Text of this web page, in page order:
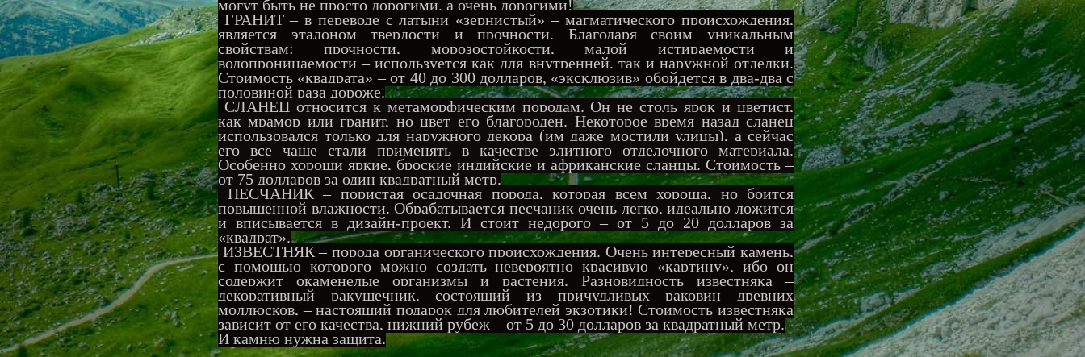
могут быть не просто дорогими, а очень дорогими!
ГРАНИТ – в переводе с латыни «зернистый» – магматического происхождения,
является эталоном твердости и прочности. Благодаря своим уникальным
свойствам: прочности, морозостойкости, малой истираемости и
водопроницаемости – используется как для внутренней, так и наружной отделки.
Стоимость «квадрата» – от 40 до 300 долларов, «эксклюзив» обойдется в два-два с
половиной раза дороже.
СЛАНЕЦ относится к метаморфическим породам. Он не столь ярок и цветист,
как мрамор или гранит, но цвет его благороден. Некоторое время назад сланец
использовался только для наружного декора (им даже мостили улицы), а сейчас
его все чаще стали применять в качестве элитного отделочного материала.
Особенно хороши яркие, броские индийские и африканские сланцы. Стоимость –
от 75 долларов за один квадратный метр.
ПЕСЧАНИК – пористая осадочная порода, которая всем хороша, но боится
повышенной влажности. Обрабатывается песчаник очень легко, идеально ложится
и вписывается в дизайн-проект. И стоит недорого – от 5 до 20 долларов за
«квадрат».
ИЗВЕСТНЯК – порода органического происхождения. Очень интересный камень,
с помощью которого можно создать невероятно красивую «картину», ибо он
содержит окаменелые организмы и растения. Разновидность известняка –
декоративный ракушечник, состоящий из причудливых раковин древних
моллюсков, – настоящий подарок для любителей экзотики! Стоимость известняка
зависит от его качества, нижний рубеж – от 5 до 30 долларов за квадратный метр.
И камню нужна защита.